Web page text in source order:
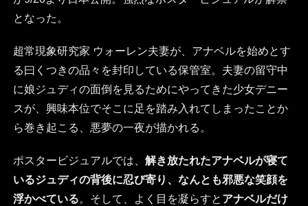
となった。
超常現象研究家 ウォーレン夫妻が、アナベルを始めとす
る曰くつきの品々を封印している保管室。夫妻の留守中
に娘ジュディの面倒を見るためにやってきた少女デニー
スが、興味本位でそこに足を踏み入れてしまったことか
ら巻き起こる、悪夢の一夜が描かれる。
ポスタービジュアルでは、 解き放たれたアナベルが寝て
いるジュディの背後に忍び寄り、なんとも邪悪な笑顔を
浮かべている。そして、よく目を凝らすと アナベルだけ